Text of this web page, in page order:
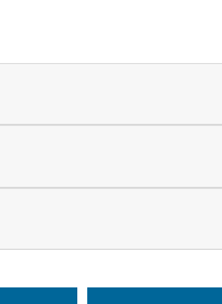
zulassen